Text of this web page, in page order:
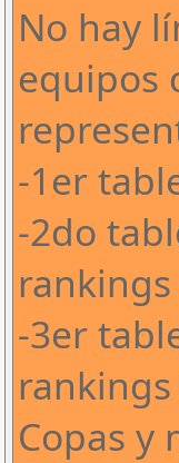
No hay
equipos
-1er
-2do
rankings
-3er
rankings
Copas y